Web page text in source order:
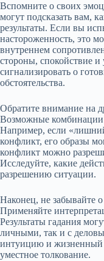
Вспомните о своих
могут подсказать вам,
результаты. Если вы
настороженность, это
внутреннем
стороны, спокойствие и
сигнализировать о
обстоятельства.
Обратите внимание на
Возможные
Например, если
конфликт, его образы
конфликт можно
Исследуйте, какие
разрешению ситуации.
Наконец, не забывайте
Применяйте
Результаты гадания
личными, так и с
интуицию и жизненный
уместное толкование.